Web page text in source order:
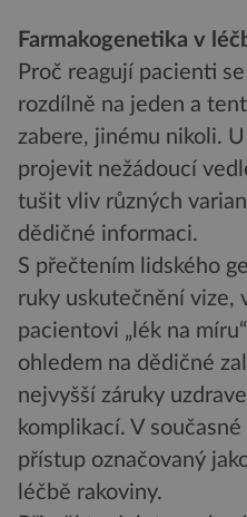
Farmakogenetika v
Proč reagují pacienti
rozdílně na jeden a
zabere, jinému nikoli.
projevit nežádoucí
tušit vliv různých
dědičné informaci.
S přečtením lidského
ruky uskutečnění vize,
pacientovi „lék na
ohledem na dědičné
nejvyšší záruky
komplikací. V
přístup označovaný
léčbě rakoviny.